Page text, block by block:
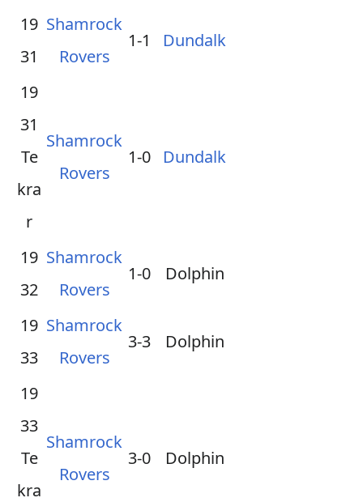
19
31
Shamrock
Rovers
1-1 Dundalk
19
31
Te
kra
r
Shamrock
Rovers
1-0 Dundalk
19
32
Shamrock
Rovers
1-0 Dolphin
19
33
Shamrock
Rovers
3-3 Dolphin
19
33
Te
kra
Shamrock
Rovers
3-0 Dolphin